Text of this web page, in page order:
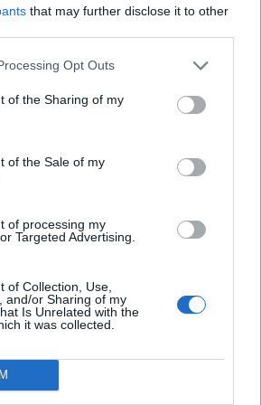
that may further disclose it to other
Opt Outs
of the Sharing of my
of the Sale of my
of processing my
Targeted Advertising.
of Collection, Use,
and/or Sharing of my
Is Unrelated with the
it was collected.
20-vjeçarit në Korçë
e Zi
Përfundon pas 4 orësh
politike: “Nesër më
shumë!”